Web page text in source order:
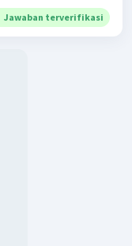
Jawaban terverifikasi